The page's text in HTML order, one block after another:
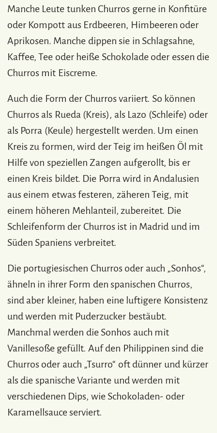
Manche Leute tunken Churros gerne in Konfitüre
oder Kompott aus Erdbeeren, Himbeeren oder
Aprikosen. Manche dippen sie in Schlagsahne,
Kaffee, Tee oder heiße Schokolade oder essen die
Churros mit Eiscreme.
Auch die Form der Churros variiert. So können
Churros als Rueda (Kreis), als Lazo (Schleife) oder
als Porra (Keule) hergestellt werden. Um einen
Kreis zu formen, wird der Teig im heißen Öl mit
Hilfe von speziellen Zangen aufgerollt, bis er
einen Kreis bildet. Die Porra wird in Andalusien
aus einem etwas festeren, zäheren Teig, mit
einem höheren Mehlanteil, zubereitet. Die
Schleifenform der Churros ist in Madrid und im
Süden Spaniens verbreitet.
Die portugiesischen Churros oder auch „Sonhos“,
ähneln in ihrer Form den spanischen Churros,
sind aber kleiner, haben eine luftigere Konsistenz
und werden mit Puderzucker bestäubt.
Manchmal werden die Sonhos auch mit
Vanillesoße gefüllt. Auf den Philippinen sind die
Churros oder auch „Tsurro“ oft dünner und kürzer
als die spanische Variante und werden mit
verschiedenen Dips, wie Schokoladen- oder
Karamellsauce serviert.